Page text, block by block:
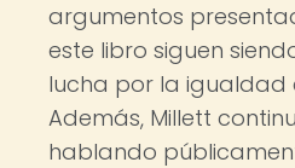
argumentos
este libro siguen
lucha por la igualdad
Además, Millett
hablando